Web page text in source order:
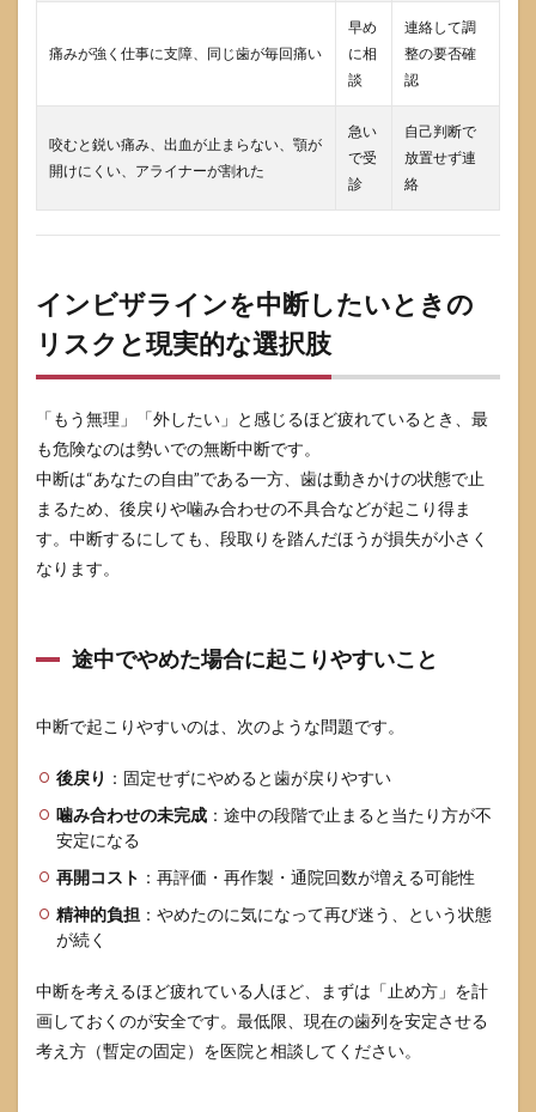
痛みが強く仕事に支障、同じ歯が毎回痛い
早め
に相
談
連絡して調
整の要否確
認
咬むと鋭い痛み、出血が止まらない、顎が
開けにくい、アライナーが割れた
急い
で受
診
自己判断で
放置せず連
絡
インビザラインを中断したいときの
リスクと現実的な選択肢
「もう無理」「外したい」と感じるほど疲れているとき、最
も危険なのは勢いでの無断中断です。
中断は“あなたの自由”である一方、歯は動きかけの状態で止
まるため、後戻りや噛み合わせの不具合などが起こり得ま
す。中断するにしても、段取りを踏んだほうが損失が小さく
なります。
途中でやめた場合に起こりやすいこと
中断で起こりやすいのは、次のような問題です。
後戻り ：固定せずにやめると歯が戻りやすい
噛み合わせの未完成 ：途中の段階で止まると当たり方が不
安定になる
再開コスト ：再評価・再作製・通院回数が増える可能性
精神的負担 ：やめたのに気になって再び迷う、という状態
が続く
中断を考えるほど疲れている人ほど、まずは「止め方」を計
画しておくのが安全です。最低限、現在の歯列を安定させる
考え方（暫定の固定）を医院と相談してください。